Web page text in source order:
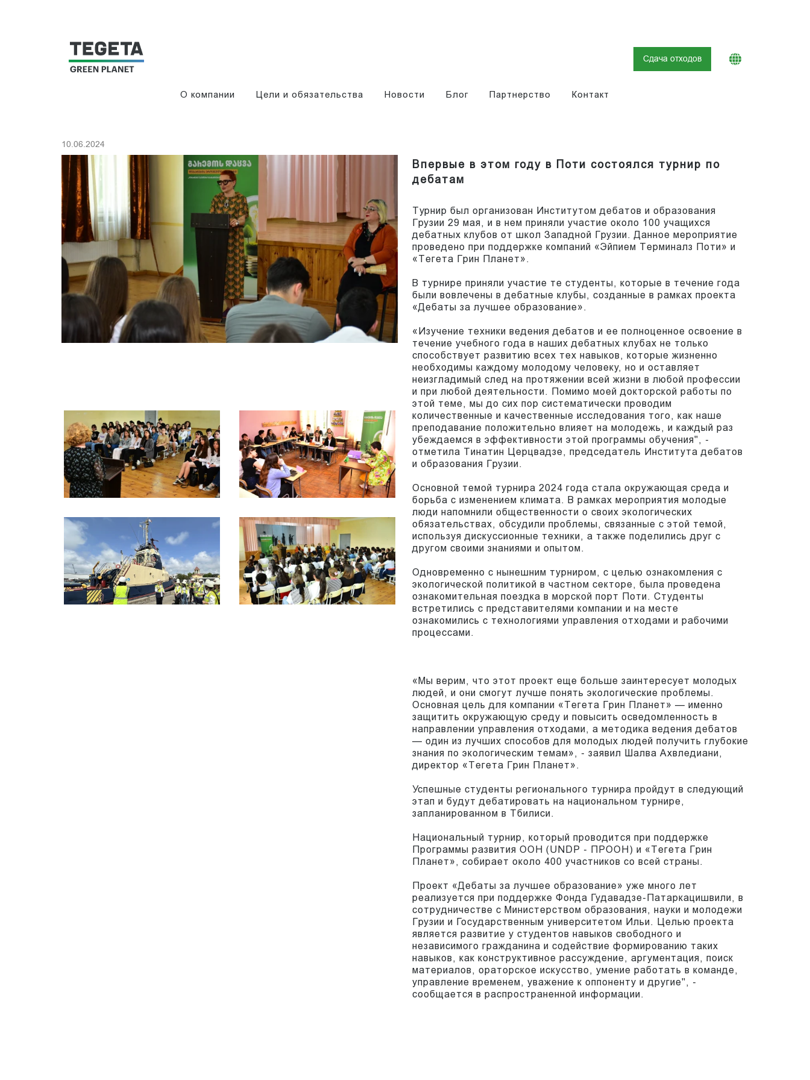
Сдача отходов
О компании Цели и обязательства Новости Блог Партнерство Контакт
10.06.2024
Впервые в этом году в Поти состоялся турнир по
дебатам
Турнир был организован Институтом дебатов и образования
Грузии 29 мая, и в нем приняли участие около 100 учащихся
дебатных клубов от школ Западной Грузии. Данное мероприятие
проведено при поддержке компаний «Эйпием Терминалз Поти» и
«Тегета Грин Планет».
В турнире приняли участие те студенты, которые в течение года
были вовлечены в дебатные клубы, созданные в рамках проекта
«Дебаты за лучшее образование».
«Изучение техники ведения дебатов и ее полноценное освоение в
течение учебного года в наших дебатных клубах не только
способствует развитию всех тех навыков, которые жизненно
необходимы каждому молодому человеку, но и оставляет
неизгладимый след на протяжении всей жизни в любой профессии
и при любой деятельности. Помимо моей докторской работы по
этой теме, мы до сих пор систематически проводим
количественные и качественные исследования того, как наше
преподавание положительно влияет на молодежь, и каждый раз
убеждаемся в эффективности этой программы обучения", -
отметила Тинатин Церцвадзе, председатель Института дебатов
и образования Грузии.
Основной темой турнира 2024 года стала окружающая среда и
борьба с изменением климата. В рамках мероприятия молодые
люди напомнили общественности о своих экологических
обязательствах, обсудили проблемы, связанные с этой темой,
используя дискуссионные техники, а также поделились друг с
другом своими знаниями и опытом.
Одновременно с нынешним турниром, с целью ознакомления с
экологической политикой в ​​частном секторе, была проведена
ознакомительная поездка в морской порт Поти. Студенты
встретились с представителями компании и на месте
ознакомились с технологиями управления отходами и рабочими
процессами.
«Мы верим, что этот проект еще больше заинтересует молодых
людей, и они смогут лучше понять экологические проблемы.
Основная цель для компании «Тегета Грин Планет» — именно
защитить окружающую среду и повысить осведомленность в
направлении управления отходами, а методика ведения дебатов
— один из лучших способов для молодых людей получить глубокие
знания по экологическим темам», - заявил Шалва Ахвледиани,
директор «Тегета Грин Планет».
Успешные студенты регионального турнира пройдут в следующий
этап и будут дебатировать на национальном турнире,
запланированном в Тбилиси.
Национальный турнир, который проводится при поддержке
Программы развития ООН (UNDP - ПРООН) и «Тегета Грин
Планет», собирает около 400 участников со всей страны.
Проект «Дебаты за лучшее образование» уже много лет
реализуется при поддержке Фонда Гудавадзе-Патаркацишвили, в
сотрудничестве с Министерством образования, науки и молодежи
Грузии и Государственным университетом Ильи. Целью проекта
является развитие у студентов навыков свободного и
независимого гражданина и содействие формированию таких
навыков, как конструктивное рассуждение, аргументация, поиск
материалов, ораторское искусство, умение работать в команде,
управление временем, уважение к оппоненту и другие", -
сообщается в распространенной информации.